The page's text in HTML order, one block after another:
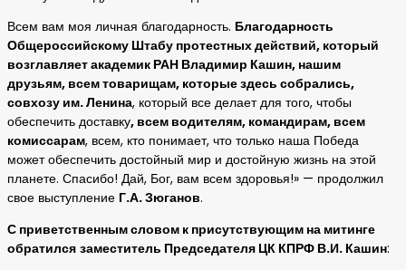
Всем вам моя личная благодарность. Благодарность
Общероссийскому Штабу протестных действий, который
возглавляет академик РАН Владимир Кашин, нашим
друзьям, всем товарищам, которые здесь собрались,
совхозу им. Ленина, который все делает для того, чтобы
обеспечить доставку, всем водителям, командирам, всем
комиссарам, всем, кто понимает, что только наша Победа
может обеспечить достойный мир и достойную жизнь на этой
планете. Спасибо! Дай, Бог, вам всем здоровья!» — продолжил
свое выступление Г.А. Зюганов.
С приветственным словом к присутствующим на митинге
обратился заместитель Председателя ЦК КПРФ В.И. Кашин: